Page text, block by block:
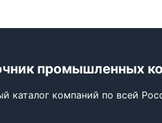
промышленных
каталог компаний по всей